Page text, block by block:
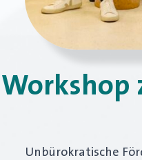
Workshop
Unbürokratische